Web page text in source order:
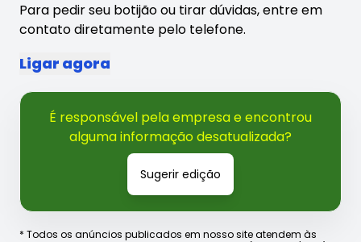
Para pedir seu botijão ou tirar dúvidas, entre em
contato diretamente pelo telefone.
Ligar agora
É responsável pela empresa e encontrou
alguma informação desatualizada?
Sugerir edição
* Todos os anúncios publicados em nosso site atendem às